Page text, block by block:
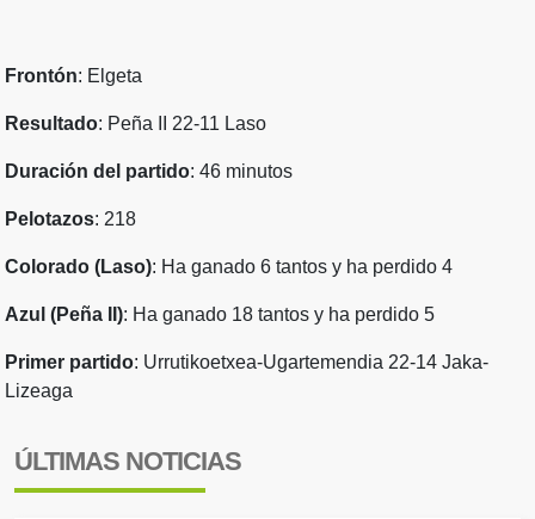
Frontón: Elgeta
Resultado: Peña II 22-11 Laso
Duración del partido: 46 minutos
Pelotazos: 218
Colorado (Laso): Ha ganado 6 tantos y ha perdido 4
Azul (Peña II): Ha ganado 18 tantos y ha perdido 5
Primer partido: Urrutikoetxea-Ugartemendia 22-14 Jaka-
Lizeaga
ÚLTIMAS NOTICIAS